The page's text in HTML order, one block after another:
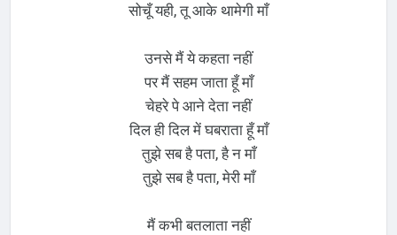
सोचूँ यही, तू आके थामेगी माँ
उनसे मैं ये कहता नहीं
पर मैं सहम जाता हूँ माँ
चेहरे पे आने देता नहीं
दिल ही दिल में घबराता हूँ माँ
तुझे सब है पता, है न माँ
तुझे सब है पता, मेरी माँ
मैं कभी बतलाता नहीं